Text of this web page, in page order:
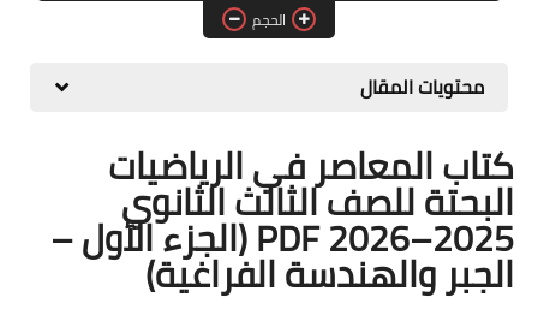
قصص للأطفالالحجم
محتويات المقال
كتاب المعاصر في الرياضيات
البحتة للصف الثالث الثانوي
2025–2026 PDF (الجزء الأول –
الجبر والهندسة الفراغية)